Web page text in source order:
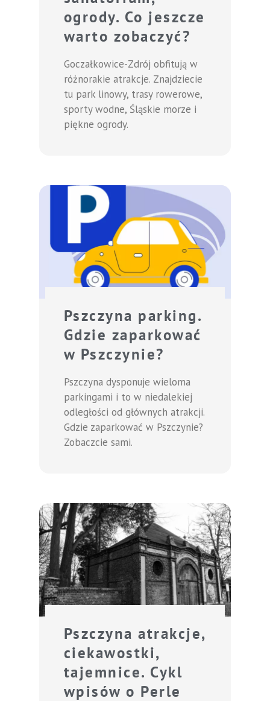
ogrody. Co jeszcze
warto zobaczyć?
Goczałkowice-Zdrój obfitują w
różnorakie atrakcje. Znajdziecie
tu park linowy, trasy rowerowe,
sporty wodne, Śląskie morze i
piękne ogrody.
Pszczyna parking.
Gdzie zaparkować
w Pszczynie?
Pszczyna dysponuje wieloma
parkingami i to w niedalekiej
odległości od głównych atrakcji.
Gdzie zaparkować w Pszczynie?
Zobaczcie sami.
Pszczyna atrakcje,
ciekawostki,
tajemnice. Cykl
wpisów o Perle